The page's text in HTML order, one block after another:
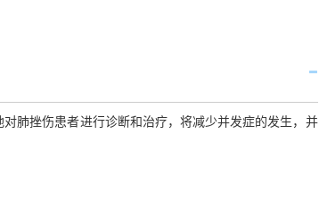
肺挫伤患者进行诊断和治疗，将减少并发症的发生，并